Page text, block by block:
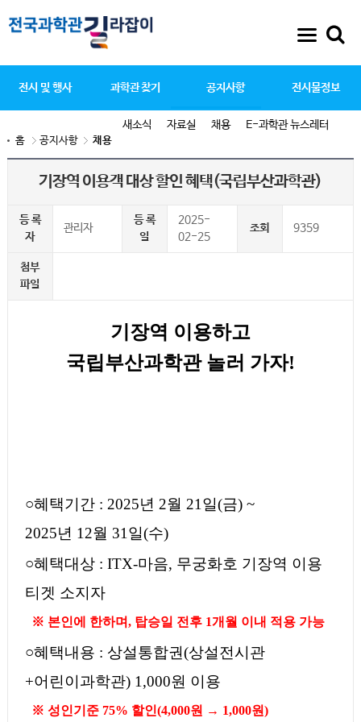
전시 및 행사 과학관 찾기 공지사항
새소식 자료실 채용 E-과학관 뉴스레터
전시물정보
홈 공지사항 채용
기장역 이용객 대상 할인 혜택(국립부산과학관)
등 록
자
관리자
등 록
일
2025-
02-25
조회 9359
첨부
파일
기장역 이용하고
국립부산과학관 놀러 가자!
○혜택기간 : 2025년 2월 21 일(금) ~
2025년 12월 31 일(수)
○혜택대상 : ITX-마음, 무궁화호 기장역 이용
티겟 소지자
※ 본인에 한하며, 탑승일 전후 1개월 이내 적용 가능
○혜택내용 : 상설통합권(상설전시관
+어린이과학관) 1,000원 이용
※성인기준 75% 할인(4,000원 → 1,000원)